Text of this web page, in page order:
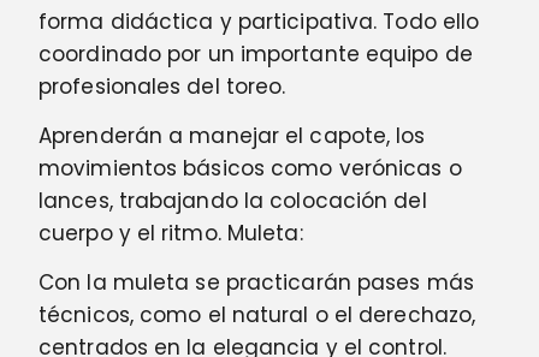
forma didáctica y participativa. Todo ello
coordinado por un importante equipo de
profesionales del toreo.
Aprenderán a manejar el capote, los
movimientos básicos como verónicas o
lances, trabajando la colocación del
cuerpo y el ritmo. Muleta:
Con la muleta se practicarán pases más
técnicos, como el natural o el derechazo,
centrados en la elegancia y el control.